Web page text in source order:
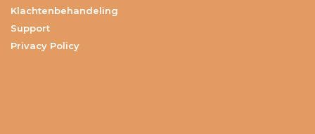
Klachtenbehandeling
Support
Privacy Policy